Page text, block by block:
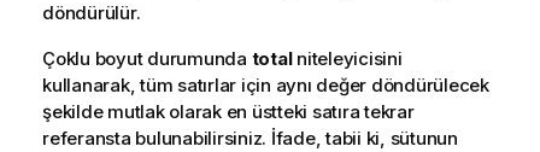
döndürülür.
Çoklu boyut durumunda totalniteleyicisini
kullanarak, tüm satırlar için aynı değer döndürülecek
şekilde mutlak olarak en üstteki satıra tekrar
referansta bulunabilirsiniz. İfade, tabii ki, sütunun